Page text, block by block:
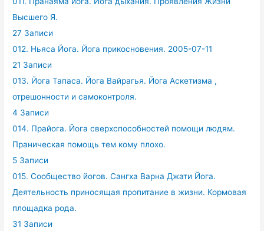
Высшего Я.
27 Записи
012. Ньяса Йога. Йога прикосновения. 2005-07-11
21 Записи
013. Йога Тапаса. Йога Вайрагья. Йога Аскетизма ,
отрешонности и самоконтроля.
4 Записи
014. Прайога. Йога сверхспособностей помощи людям.
Праническая помощь тем кому плохо.
5 Записи
015. Сообщество йогов. Сангха Варна Джати Йога.
Деятельность приносящая пропитание в жизни. Кормовая
площадка рода.
31 Записи